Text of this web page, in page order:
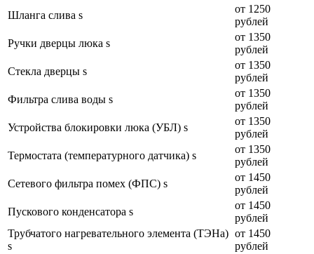
Шланга слива s
от 1250
рублей
Ручки дверцы люка s
от 1350
рублей
Стекла дверцы s
от 1350
рублей
Фильтра слива воды s
от 1350
рублей
Устройства блокировки люка (УБЛ) s
от 1350
рублей
Термостата (температурного датчика) s
от 1350
рублей
Сетевого фильтра помех (ФПС) s
от 1450
рублей
Пускового конденсатора s
от 1450
рублей
Трубчатого нагревательного элемента (ТЭНа)
s
от 1450
рублей